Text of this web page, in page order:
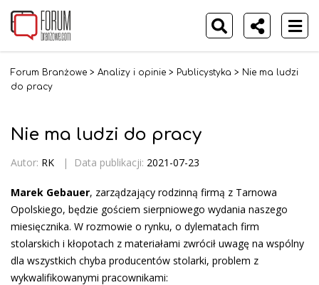
Forum Branżowe > Analizy i opinie > Publicystyka > Nie ma ludzi
do pracy
Nie ma ludzi do pracy
Autor: RK | Data publikacji: 2021-07-23
Marek Gebauer, zarządzający rodzinną firmą z Tarnowa
Opolskiego, będzie gościem sierpniowego wydania naszego
miesięcznika. W rozmowie o rynku, o dylematach firm
stolarskich i kłopotach z materiałami zwrócił uwagę na wspólny
dla wszystkich chyba producentów stolarki, problem z
wykwalifikowanymi pracownikami: